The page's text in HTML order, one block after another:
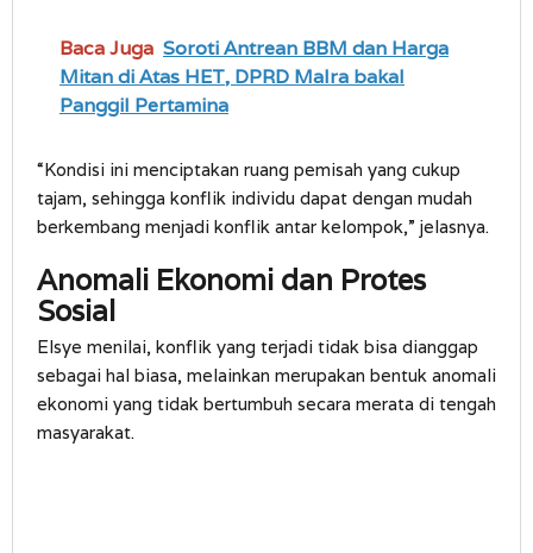
Baca Juga Soroti Antrean BBM dan Harga
Mitan di Atas HET, DPRD Malra bakal
Panggil Pertamina
“Kondisi ini menciptakan ruang pemisah yang cukup
tajam, sehingga konflik individu dapat dengan mudah
berkembang menjadi konflik antar kelompok,” jelasnya.
Anomali Ekonomi dan Protes
Sosial
Elsye menilai, konflik yang terjadi tidak bisa dianggap
sebagai hal biasa, melainkan merupakan bentuk anomali
ekonomi yang tidak bertumbuh secara merata di tengah
masyarakat.